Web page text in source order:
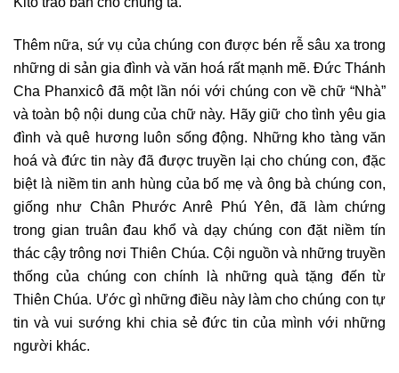
Thêm nữa, sứ vụ của chúng con được bén rễ sâu xa trong
những di sản gia đình và văn hoá rất mạnh mẽ. Đức Thánh
Cha Phanxicô đã một lần nói với chúng con về chữ “Nhà”
và toàn bộ nội dung của chữ này. Hãy giữ cho tình yêu gia
đình và quê hương luôn sống động. Những kho tàng văn
hoá và đức tin này đã được truyền lại cho chúng con, đặc
biệt là niềm tin anh hùng của bố mẹ và ông bà chúng con,
giống như Chân Phước Anrê Phú Yên, đã làm chứng
trong gian truân đau khổ và dạy chúng con đặt niềm tín
thác cậy trông nơi Thiên Chúa. Cội nguồn và những truyền
thống của chúng con chính là những quà tặng đến từ
Thiên Chúa. Ước gì những điều này làm cho chúng con tự
tin và vui sướng khi chia sẻ đức tin của mình với những
người khác.